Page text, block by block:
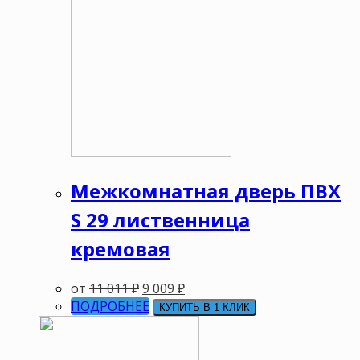
Межкомнатная дверь ПВХ
S 29 лиственница
кремовая
от 11 011₽9 009 ₽
ПОДРОБНЕЕ
КУПИТЬ В 1 КЛИК